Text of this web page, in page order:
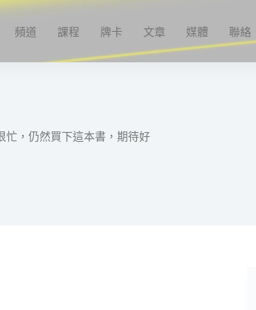
頻道 課程 牌卡 文章 媒體 聯絡
忙，仍然買下這本書，期待好